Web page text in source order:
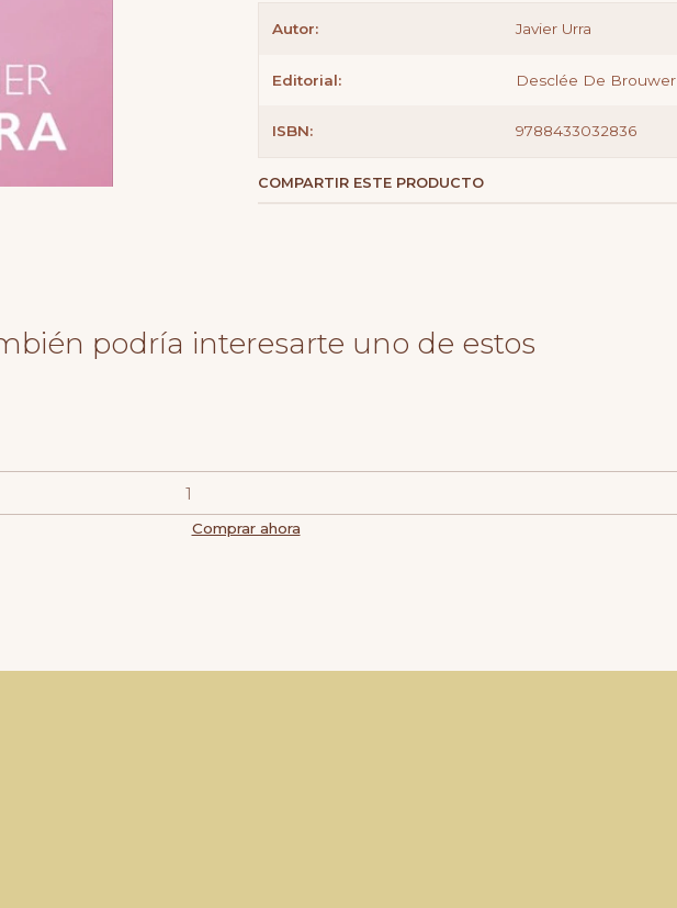
Autor: Javier Urra
Editorial: Desclée De Brouwer
ISBN: 9788433032836
COMPARTIR ESTE PRODUCTO
podría interesarte uno de estos
Comprar ahora